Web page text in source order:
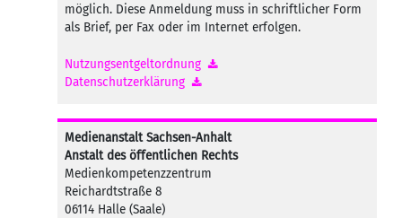
möglich. Diese Anmeldung muss in schriftlicher Form
als Brief, per Fax oder im Internet erfolgen.
Nutzungsentgeltordnung
Datenschutzerklärung
Medienanstalt Sachsen-Anhalt
Anstalt des öffentlichen Rechts
Medienkompetenzzentrum
Reichardtstraße 8
06114 Halle (Saale)